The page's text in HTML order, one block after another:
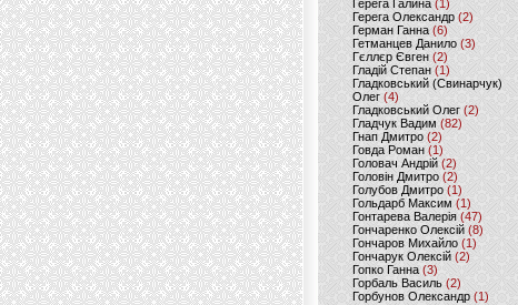
Герега Галина (1)
Герега Олександр (2)
Герман Ганна (6)
Гетманцев Данило (3)
Гєллєр Євген (2)
Гладій Степан(1)
Гладковський (Свинарчук)
Олег (4)
Гладковський Олег (2)
Гладчук Вадим (82)
Гнап Дмитро (2)
Говда Роман(1)
Головач Андрій (2)
Головін Дмитро (2)
Голубов Дмитро (1)
Гольдарб Максим(1)
Гонтарева Валерія (47)
Гончаренко Олексій(8)
Гончаров Михайло (1)
Гончарук Олексій (2)
Гопко Ганна (3)
Горбаль Василь (2)
Горбунов Олександр (1)